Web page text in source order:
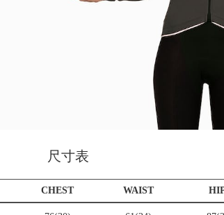
尺寸表
CHEST WAIST